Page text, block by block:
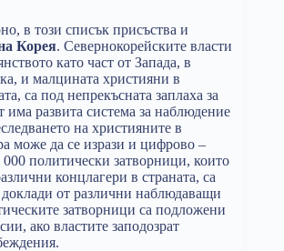
в този списък присъства и
Корея. Севернокорейските власти
като част от Запада, в
и малцината християни в
са под непрекъсната заплаха за
развита система за наблюдение
на християните в
може да се изрази и цифрово –
политически затворници, които
концлагери в страната, са
от различни наблюдаващи
затворници са подложени
ако властите заподозрат